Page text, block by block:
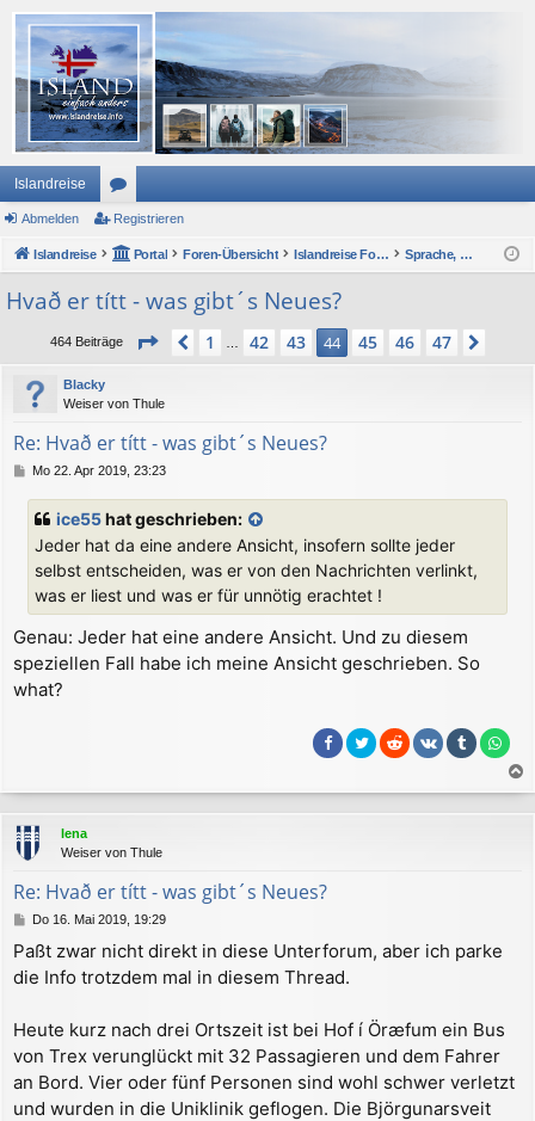
Islandreise
or
en
Abmelden Registrieren
Islandreise Portal Foren-Übersicht Islandreise Forum Sprache, Politik, Gesellschaft und Wirtschaft
Hvað er títt - was gibt´s Neues?
464 Beiträge Seite 44 von47
Vorherige
1 42 43 44 45 46 47
Blacky
Weiser von Thule
Re: Hvað er títt - was gibt´s Neues?
BMo 22. Apr 2019, 23:23
ice55hat geschrieben:
Jeder hat da eine andere Ansicht, insofern sollte jeder
selbst entscheiden, was er von den Nachrichten verlinkt,
was er liest und was er für unnötig erachtet !
Genau: Jeder hat eine andere Ansicht. Und zu diesem
speziellen Fall habe ich meine Ansicht geschrieben. So
what?
a
c
lena
Weiser von Thule
Re: Hvað er títt - was gibt´s Neues?
B
i
t
g
Do 16. Mai 2019, 19:29
Paßt zwar nicht direkt in diese Unterforum, aber ich parke
die Info trotzdem mal in diesem Thread.
Heute kurz nach drei Ortszeit ist bei Hof í Öræfum ein Bus
von Trex verunglückt mit 32 Passagieren und dem Fahrer
an Bord. Vier oder fünf Personen sind wohl schwer verletzt
und wurden in die Uniklinik geflogen. Die Björgunarsveit